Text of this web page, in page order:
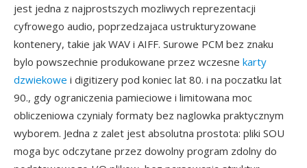
jest jedna z najprostszych mozliwych reprezentacji
cyfrowego audio, poprzedzajaca ustrukturyzowane
kontenery, takie jak WAV i AIFF. Surowe PCM bez znaku
bylo powszechnie produkowane przez wczesne karty
dzwiekowe i digitizery pod koniec lat 80. i na poczatku lat
90., gdy ograniczenia pamieciowe i limitowana moc
obliczeniowa czynialy formaty bez naglowka praktycznym
wyborem. Jedna z zalet jest absolutna prostota: pliki SOU
moga byc odczytane przez dowolny program zdolny do